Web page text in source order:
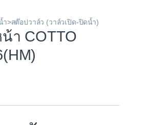
>สต๊อปวาล์ว (วาล์วเปิด-ปิดน้ำ)
า COTTO